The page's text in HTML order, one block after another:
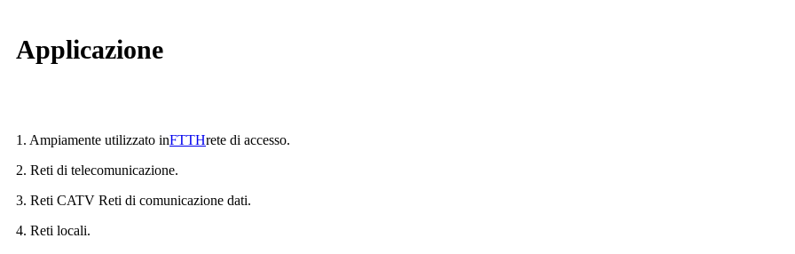
Applicazione
1. Ampiamente utilizzato inFTTHrete di accesso.
2. Reti di telecomunicazione.
3. Reti CATV Reti di comunicazione dati.
4. Reti locali.